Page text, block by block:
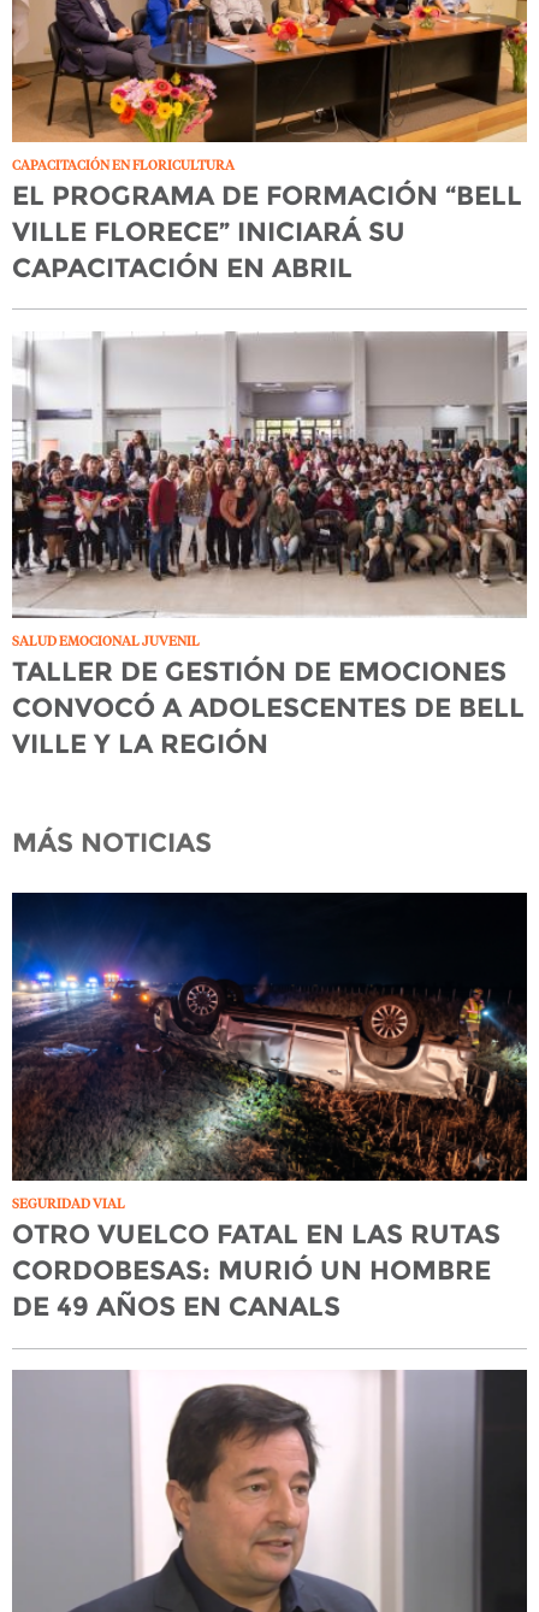
CAPACITACIÓN EN FLORICULTURA
EL PROGRAMA DE FORMACIÓN “BELL
VILLE FLORECE” INICIARÁ SU
CAPACITACIÓN EN ABRIL
SALUD EMOCIONAL JUVENIL
TALLER DE GESTIÓN DE EMOCIONES
CONVOCÓ A ADOLESCENTES DE BELL
VILLE Y LA REGIÓN
MÁS NOTICIAS
SEGURIDAD VIAL
OTRO VUELCO FATAL EN LAS RUTAS
CORDOBESAS: MURIÓ UN HOMBRE
DE 49 AÑOS EN CANALS